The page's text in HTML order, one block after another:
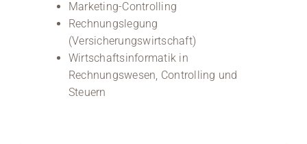
Marketing-Controlling
Rechnungslegung
(Versicherungswirtschaft)
Wirtschaftsinformatik in
Rechnungswesen, Controlling und
Steuern